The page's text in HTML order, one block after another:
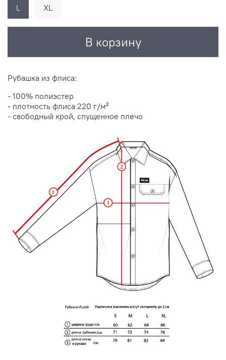
В корзину
L XL
Рубашка из флиса:
- 100% полиэстер
- плотность флиса 220 г/м²
- свободный крой, спущенное плечо